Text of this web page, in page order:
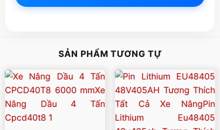
SẢN PHẨM TƯƠNG TỰ